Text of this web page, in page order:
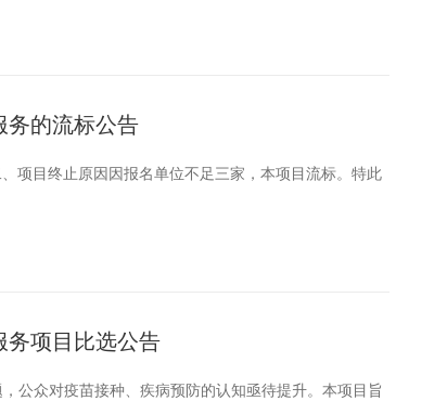
司资格要求（一）投标人须提供以下资格材料：1.企业
务的流标公告
项目终止原因因报名单位不足三家，本项目流标。特此
务项目比选公告
公众对疫苗接种、疾病预防的认知亟待提升。本项目旨